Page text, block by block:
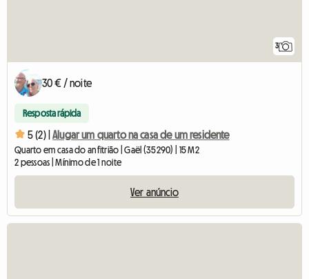
3
30 € / noite
Resposta rápida
5 (2) | Alugar um quarto na casa de um residente
Quarto em casa do anfitrião | Gaël (35290) | 15 M2
2 pessoas | Mínimo de 1 noite
Ver anúncio